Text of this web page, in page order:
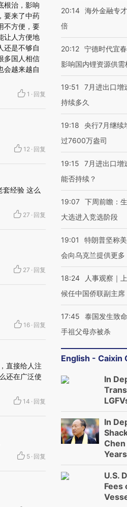
根治，影响
要来了中药
不方便，要
让人方便地
还是不够自
多国人相信
会越来越自
1 · 回复
12 · 回复
套经验 这么
27 · 回复
27 · 回复
16 · 回复
直接给人注
还在广泛使
14 · 回复
5 · 回复
20:14 海外金融专
倍
20:12 宁德时代宜
影响国内锂资源供需
19:51
7月进出口增
持续多久
19:18
央行7月继续
过7600万盎司
19:15
7月进出口增
能否持续？
19:07 下周前瞻：
大选进入竞选阶段
19:01
特朗普坚称
会向乌克兰提供更多
18:24
人事观察｜
候任中国侨联副主席
17:45
泰国发生致
手祖父母亦被杀
English - Caixin
In
In
U.S.
Fees